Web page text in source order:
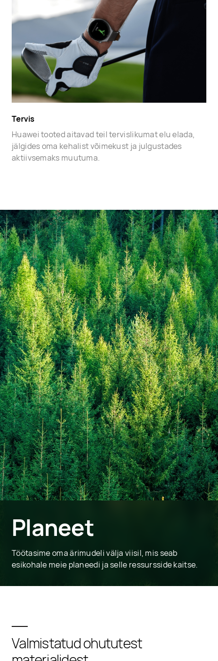
Tervis
Huawei tooted aitavad teil tervislikumat elu elada,
jälgides oma kehalist võimekust ja julgustades
aktiivsemaks muutuma.
Töötasime oma ärimudeli välja viisil, mis seab
esikohale meie planeedi ja selle ressursside kaitse.
Planeet
Valmistatud ohututest